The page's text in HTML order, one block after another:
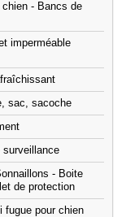
chien - Bancs de
imperméable
sac, sacoche
surveillance
- Boite
de protection
fugue pour chien